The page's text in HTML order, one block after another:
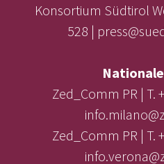
Konsortium Südtirol
528 |
Zed_Comm PR | T.
Zed_Comm PR | T.